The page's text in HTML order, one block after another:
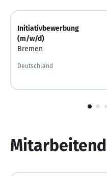
Initiativbewerbung
(m/w/d)
Bremen
Deutschland